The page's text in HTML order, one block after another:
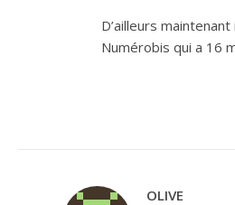
D’ailleurs
Numérobis qui a 16
OLIVE